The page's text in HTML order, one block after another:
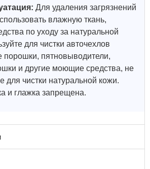
Для удаления загрязнений
влажную ткань,
по уходу за натуральной
для чистки авточехлов
пятновыводители,
и другие моющие средства, не
для чистки натуральной кожи.
и глажка запрещена.